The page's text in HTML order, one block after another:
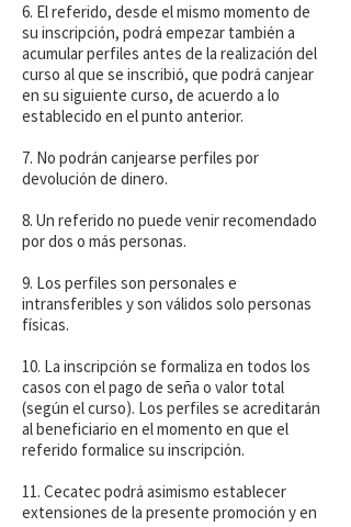
6. El referido, desde el mismo momento de
su inscripción, podrá empezar también a
acumular perfiles antes de la realización del
curso al que se inscribió, que podrá canjear
en su siguiente curso, de acuerdo a lo
establecido en el punto anterior.
7. No podrán canjearse perfiles por
devolución de dinero.
8. Un referido no puede venir recomendado
por dos o más personas.
9. Los perfiles son personales e
intransferibles y son válidos solo personas
físicas.
10. La inscripción se formaliza en todos los
casos con el pago de seña o valor total
(según el curso). Los perfiles se acreditarán
al beneficiario en el momento en que el
referido formalice su inscripción.
11. Cecatec podrá asimismo establecer
extensiones de la presente promoción y en